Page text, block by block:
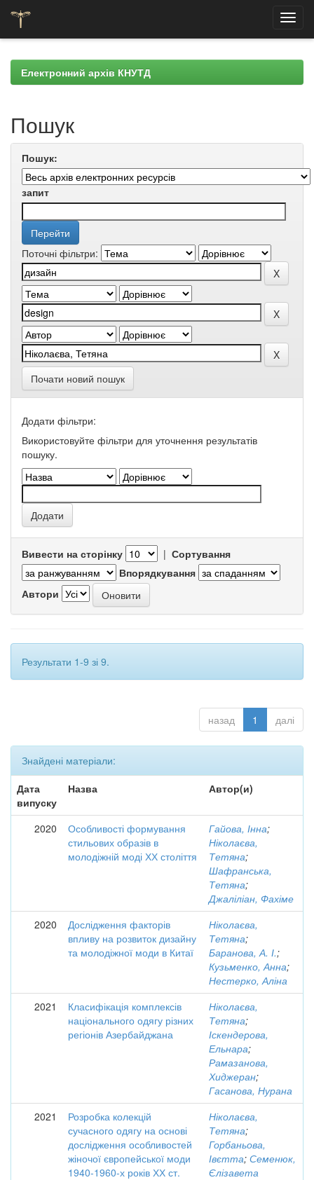
navigationЕлектронний архів КНУТД
Пошук
Пошук:
запит
Поточні фільтри:
Почати новий пошук
Додати фільтри:
Використовуйте фільтри для уточнення результатів
пошуку.
Вивести на сторінку | Сортування
Впорядкування
Автори
Результати 1-9 зі 9.
назад 1 далі
Знайдені матеріали:
Дата
випуску
Назва Автор(и)
2020
Особливості формування
стильових образів в
молодіжній моді ХХ століття
Гайова, Інна;
Ніколаєва,
Тетяна;
Шафранська,
Тетяна;
Джаліліан, Фахіме
2020
Дослідження факторів
впливу на розвиток дизайну
та молодіжної моди в Китаї
Ніколаєва,
Тетяна;
Баранова, А. І.;
Кузьменко, Анна;
Нестерко, Аліна
2021
Класифікація комплексів
національного одягу різних
регіонів Азербайджана
Ніколаєва,
Тетяна;
Іскендерова,
Ельнара;
Рамазанова,
Хиджеран;
Гасанова, Нурана
2021
Розробка колекцій
сучасного одягу на основі
дослідження особливостей
жіночої європейської моди
1940-1960-х років ХХ ст.
Ніколаєва,
Тетяна;
Горбаньова,
Івєтта; Семенюк,
Єлізавета